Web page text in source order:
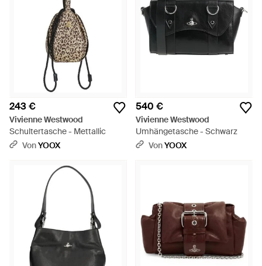
243 €
Vivienne Westwood
Schultertasche - Mettallic
VonYOOX
540 €
Vivienne Westwood
Umhängetasche - Schwarz
VonYOOX